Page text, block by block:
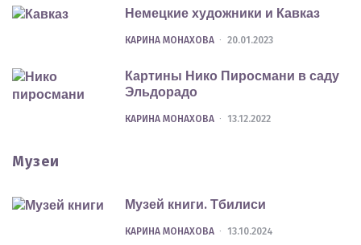
Немецкие художники и Кавказ
POSTED
КАРИНА МОНАХОВА 20.01.2023
Картины Нико Пиросмани в саду
Эльдорадо
POSTED
КАРИНА МОНАХОВА 13.12.2022
Музеи
Музей книги. Тбилиси
POSTED
КАРИНА МОНАХОВА 13.10.2024